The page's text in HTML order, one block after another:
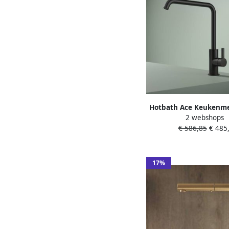
Hotbath Ace
opbouw draaibare
geborsteld PVD
2 webshops
€ 586,85€
17%